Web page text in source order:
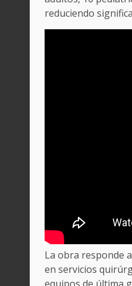
reduciendo
La obra responde
en servicios